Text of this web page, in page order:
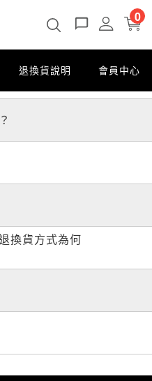
0
退換貨說明 會員中心
換貨方式為何